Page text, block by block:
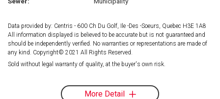
Data provided by: Centris - 600 Ch Du Golf, Ile -Des -Soeurs, Quebec H3E 1A8
All information displayed is believed to be accurate but is not guaranteed and
should be independently verified. No warranties or representations are made of
any kind. Copyright© 2021 All Rights Reserved.
Sold without legal warranty of quality, at the buyer's own risk.
More Detail